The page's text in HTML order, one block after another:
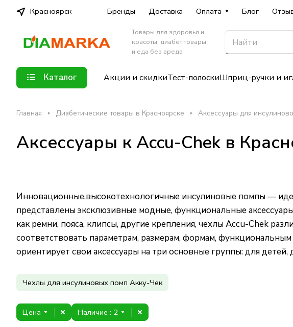
Красноярск Бренды Доставка Оплата Блог
Товары для здоровья и
красоты, диабет товары
и еда без вреда
Каталог Акции и скидкиТест-полоскиШприц-ручки и
Главная Диабетические товары в Красноярске Аксессуары для
Аксессуары к Accu-Chek в
Инновационные,высокотехнологичные инсулиновые помпы —
представлены эксклюзивные модные, функциональные
как ремни, пояса, клипсы, другие крепления, чехлы Accu-Chek
соответствовать параметрам, размерам, формам,
ориентирует свои аксессуары на три основные группы: для
Чехлы для инсулиновых помп Акку-Чек
Цена Наличие : 2